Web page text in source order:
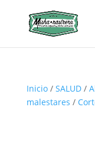
Inicio/ SALUD/
malestares /